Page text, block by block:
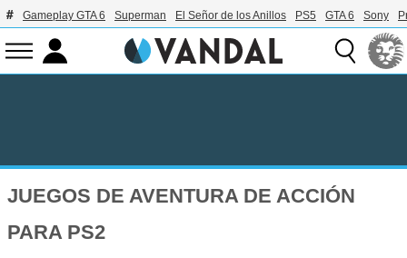
Gameplay GTA 6 Superman El Señor de los Anillos PS5 GTA 6 Sony
JUEGOS DE AVENTURA DE ACCIÓN
PARA PS2